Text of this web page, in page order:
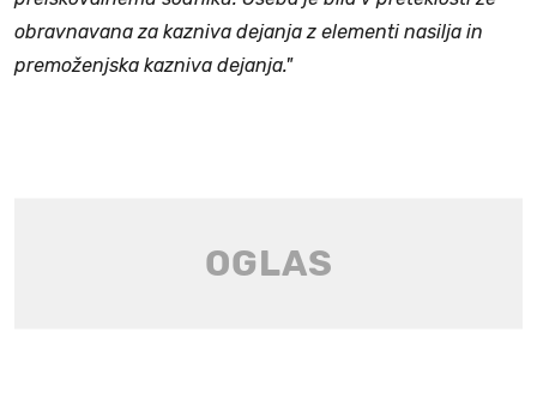
obravnavana za kazniva dejanja z elementi nasilja in
premoženjska kazniva dejanja."